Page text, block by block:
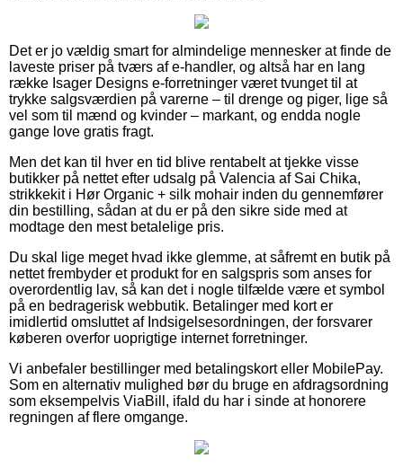
Det er jo vældig smart for almindelige mennesker at finde de
laveste priser på tværs af e-handler, og altså har en lang
række Isager Designs e-forretninger været tvunget til at
trykke salgsværdien på varerne – til drenge og piger, lige så
vel som til mænd og kvinder – markant, og endda nogle
gange love gratis fragt.
Men det kan til hver en tid blive rentabelt at tjekke visse
butikker på nettet efter udsalg på Valencia af Sai Chika,
strikkekit i Hør Organic + silk mohair inden du gennemfører
din bestilling, sådan at du er på den sikre side med at
modtage den mest betalelige pris.
Du skal lige meget hvad ikke glemme, at såfremt en butik på
nettet frembyder et produkt for en salgspris som anses for
overordentlig lav, så kan det i nogle tilfælde være et symbol
på en bedragerisk webbutik. Betalinger med kort er
imidlertid omsluttet af Indsigelsesordningen, der forsvarer
køberen overfor uoprigtige internet forretninger.
Vi anbefaler bestillinger med betalingskort eller MobilePay.
Som en alternativ mulighed bør du bruge en afdragsordning
som eksempelvis ViaBill, ifald du har i sinde at honorere
regningen af flere omgange.